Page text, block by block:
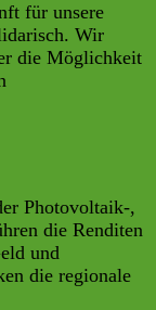
für unsere
Wir
die Möglichkeit
Photovoltaik-,
die Renditen
und
die regionale